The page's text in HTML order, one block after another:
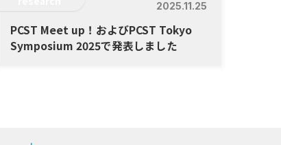
2025.11.25
PCST Meet up！およびPCST Tokyo
Symposium 2025で発表しました